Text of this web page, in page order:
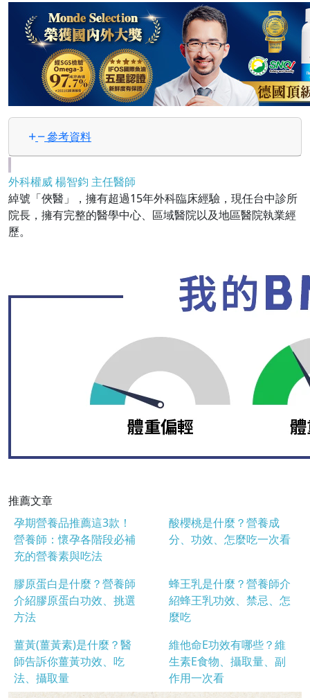
參考資料
外科權威 楊智鈞 主任醫師
綽號「俠醫」，擁有超過15年外科臨床經驗，現任台中診所
院長，擁有完整的醫學中心、區域醫院以及地區醫院執業經
歷。
推薦文章
孕期營養品推薦這3款！
營養師：懷孕各階段必補
充的營養素與吃法
酸櫻桃是什麼？營養成
分、功效、怎麼吃一次看
膠原蛋白是什麼？營養師
介紹膠原蛋白功效、挑選
方法
蜂王乳是什麼？營養師介
紹蜂王乳功效、禁忌、怎
麼吃
薑黃(薑黃素)是什麼？醫
師告訴你薑黃功效、吃
法、攝取量
維他命E功效有哪些？維
生素E食物、攝取量、副
作用一次看